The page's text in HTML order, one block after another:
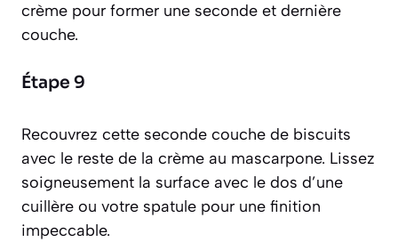
crème pour former une seconde et dernière
couche.
Étape 9
Recouvrez cette seconde couche de biscuits
avec le reste de la crème au mascarpone. Lissez
soigneusement la surface avec le dos d’une
cuillère ou votre spatule pour une finition
impeccable.